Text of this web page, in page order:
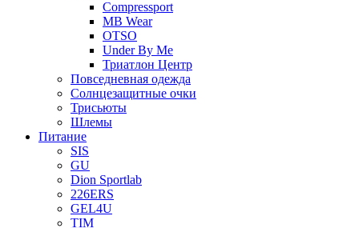
Compressport
MB Wear
OTSO
Under By Me
Триатлон Центр
Повседневная одежда
Солнцезащитные очки
Трисьюты
Шлемы
Питание
SIS
GU
Dion Sportlab
226ERS
GEL4U
TIM